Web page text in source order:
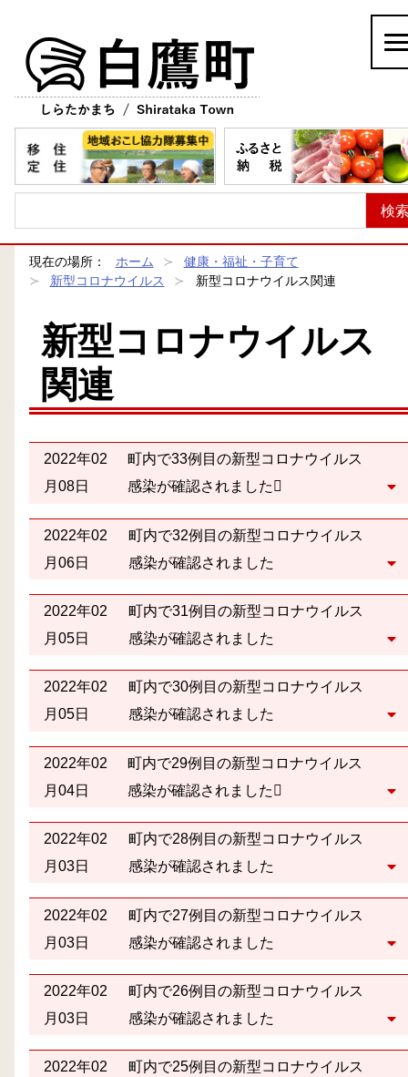
現在の場所： ホーム
健康・福祉・子育て
新型コロナウイルス
新型コロナウイルス関連
新型コロナウイルス
関連
2022年02
月08日
町内で33例目の新型コロナウイルス
感染が確認されました
2022年02
月06日
町内で32例目の新型コロナウイルス
感染が確認されました
2022年02
月05日
町内で31例目の新型コロナウイルス
感染が確認されました
2022年02
月05日
町内で30例目の新型コロナウイルス
感染が確認されました
2022年02
月04日
町内で29例目の新型コロナウイルス
感染が確認されました
2022年02
月03日
町内で28例目の新型コロナウイルス
感染が確認されました
2022年02
月03日
町内で27例目の新型コロナウイルス
感染が確認されました
2022年02
月03日
町内で26例目の新型コロナウイルス
感染が確認されました
2022年02
町内で25例目の新型コロナウイルス